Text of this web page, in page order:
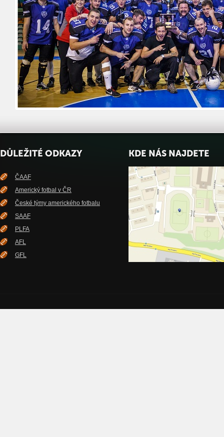
DŮLEŽITÉ ODKAZY
ČAAF
Americký fotbal v ČR
České týmy amerického fotbalu
SAAF
PLFA
AFL
GFL
KDE NÁS NAJDETE